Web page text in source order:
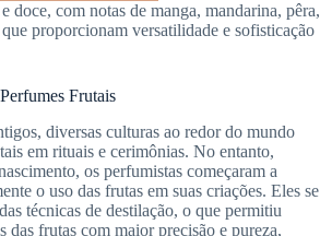
doce, com notas de manga, mandarina, pêra,
proporcionam versatilidade e sofisticação
Frutais
diversas culturas ao redor do mundo
em rituais e cerimônias. No entanto,
os perfumistas começaram a
o uso das frutas em suas criações. Eles se
técnicas de destilação, o que permitiu
das frutas com maior precisão e pureza,